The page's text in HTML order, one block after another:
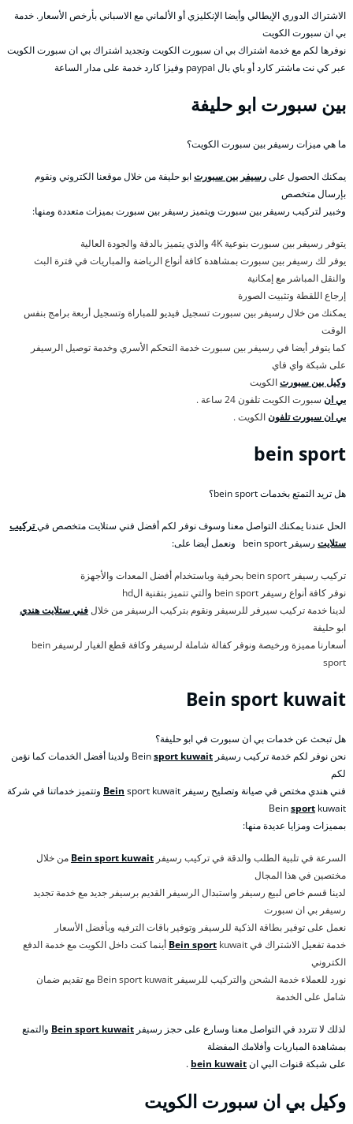
الاشتراك الدوري الإيطالي وأيضا الإنكليزي أو الألماني مع الاسباني بأرخص الأسعار. خدمة
بي ان سبورت الكويت
نوفرها لكم مع خدمة اشتراك بي ان سبورت الكويت وتجديد اشتراك بي ان سبورت الكويت
عبر كي نت ماشتر كارد أو باي بال paypal وفيزا كارد خدمة على مدار الساعة
بين سبورت ابو حليفة
ما هي ميزات رسيفر بين سبورت الكويت؟
يمكنك الحصول علىرسيفر بين سبورتابو حليفة من خلال موقعنا الكتروني ونقوم
بإرسال متخصص
وخبير لتركيب رسيفر بين سبورت ويتميز رسيفر بين سبورت بميزات متعددة ومنها:
يتوفر رسيفر بين سبورت بنوعية 4K والذي يتميز بالدقة والجودة العالية
يوفر لك رسيفر بين سبورت بمشاهدة كافة أنواع الرياضة والمباريات في فترة البث
والنقل المباشر مع إمكانية
إرجاع اللقطة وتثبيت الصورة
يمكنك من خلال رسيفر بين سبورت تسجيل فيديو للمباراة وتسجيل أربعة برامج بنفس
الوقت
كما يتوفر أيضا في رسيفر بين سبورت خدمة التحكم الأسري وخدمة توصيل الرسيفر
على شبكة واي فاي
وكيل بين سبورتالكويت
بي ان سبورت الكويت تلفون 24 ساعة .
بي ان سبورت تلفونالكويت .
bein sport
هل تريد التمتع بخدمات bein sport؟
الحل عندنا يمكنك التواصل معنا وسوف نوفر لكم أفضل فني ستلايت متخصص فيتركيب
ستلايت رسيفر bein sport ونعمل أيضا على:
تركيب رسيفر bein sport بحرفية وباستخدام أفضل المعدات والأجهزة
نوفر كافة أنواع رسيفر bein sport والتي تتميز بتقنية الhd
لدينا خدمة تركيب سيرفر للرسيفر ونقوم بتركيب الرسيفر من خلالفني ستلايت هندي
ابو حليفة
أسعارنا مميزة ورخيصة ونوفر كفالة شاملة لرسيفر وكافة قطع الغيار لرسيفر bein
sport
Bein sport kuwait
هل تبحث عن خدمات بي ان سبورت في ابو حليفة؟
نحن نوفر لكم خدمة تركيب رسيفر Bein sport kuwait
ولدينا أفضل الخدمات كما نؤمن
لكم
فني هندي مختص في صيانة وتصليح رسيفر
Bein sport kuwait وتتميز خدماتنا في شركة
Beinsport kuwait
بمميزات ومزايا عديدة منها:
السرعة في تلبية الطلب والدقة في تركيب رسيفر Bein sport kuwait من خلال
مختصين في هذا المجال
لدينا قسم خاص لبيع رسيفر واستبدال الرسيفر القديم برسيفر جديد مع خدمة تجديد
رسيفر بي ان سبورت
نعمل على توفير بطاقة الذكية للرسيفر وتوفير باقات الترفيه وبأفضل الأسعار
خدمة تفعيل الاشتراك في
Bein sport kuwait أينما كنت داخل الكويت مع خدمة الدفع
الكتروني
نورد للعملاء خدمة الشحن والتركيب للرسيفر Bein sport kuwait مع تقديم ضمان
شامل على الخدمة
لذلك لا تتردد في التواصل معنا وسارع على حجز رسيفر Bein sport kuwait والتمتع
بمشاهدة المباريات وأفلامك المفضلة
على شبكة قنوات البي انbein kuwait
.
وكيل بي ان سبورت الكويت